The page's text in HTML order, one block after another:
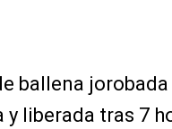
ballena
y liberada tras 7